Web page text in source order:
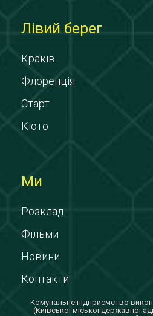
Лівий берег
Краків
Флоренція
Старт
Кіото
Ми
Розклад
Фільми
Новини
Контакти
Комунальне підприємство
(Київської міської державної